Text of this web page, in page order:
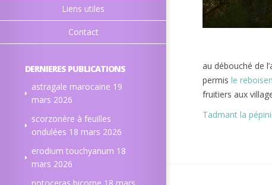
Liens utiles
Contact
DERNIERES PUBLICATIONS
astragale marocaine 19
mars 2026
scorzonère à feuilles
ondulées 18 mars 2026
erodium touchyanum 18
mars 2026
au débouché de
permis le
fruitiers aux
Tadmant la